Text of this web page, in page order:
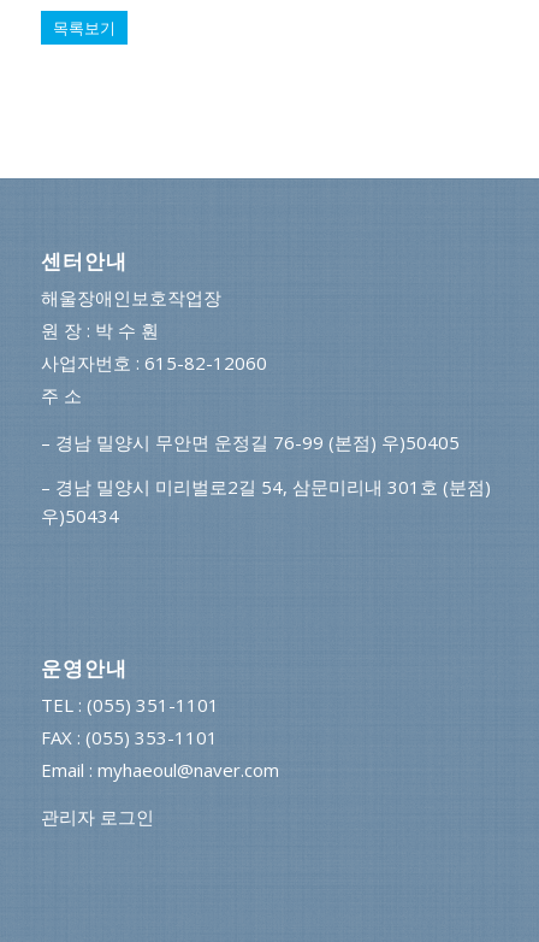
목록보기
센터안내
해울장애인보호작업장
원 장 : 박 수 훤
사업자번호 : 615-82-12060
주 소
– 경남 밀양시 무안면 운정길 76-99 (본점) 우)50405
– 경남 밀양시 미리벌로2길 54, 삼문미리내 301호 (분점)
우)50434
운영안내
TEL : (055) 351-1101
FAX : (055) 353-1101
Email : myhaeoul@naver.com
관리자 로그인